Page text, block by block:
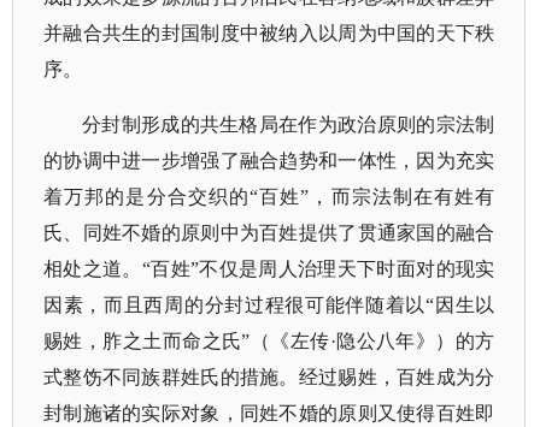
并融合共生的封国制度中被纳入以周为中国的天下秩
序。
分封制形成的共生格局在作为政治原则的宗法制
的协调中进一步增强了融合趋势和一体性，因为充实
着万邦的是分合交织的“百姓”，而宗法制在有姓有
氏、同姓不婚的原则中为百姓提供了贯通家国的融合
相处之道。“百姓”不仅是周人治理天下时面对的现实
因素，而且西周的分封过程很可能伴随着以“因生以
赐姓，胙之土而命之氏”（《左传·隐公八年》）的方
式整饬不同族群姓氏的措施。经过赐姓，百姓成为分
封制施诸的实际对象，同姓不婚的原则又使得百姓即